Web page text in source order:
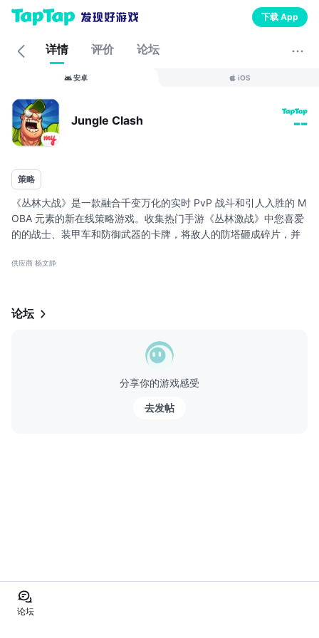
下载 App
详情 评价 论坛
安卓 iOS
Jungle Clash --
策略
《丛林大战》是一款融合千变万化的实时 PvP 战斗和引人入胜的 M
OBA 元素的新在线策略游戏。收集热门手游《丛林激战》中您喜爱
的的战士、装甲车和防御武器的卡牌，将敌人的防塔砸成碎片，并
总部发来的紧急报告看来，战况非常危急。“昨天我们听到丛林中心
是新的步枪和炮弹...”似乎，那里正发生一些不同寻常的事。现在就
供应商 杨文静
论坛
分享你的游戏感受
去发帖
论坛